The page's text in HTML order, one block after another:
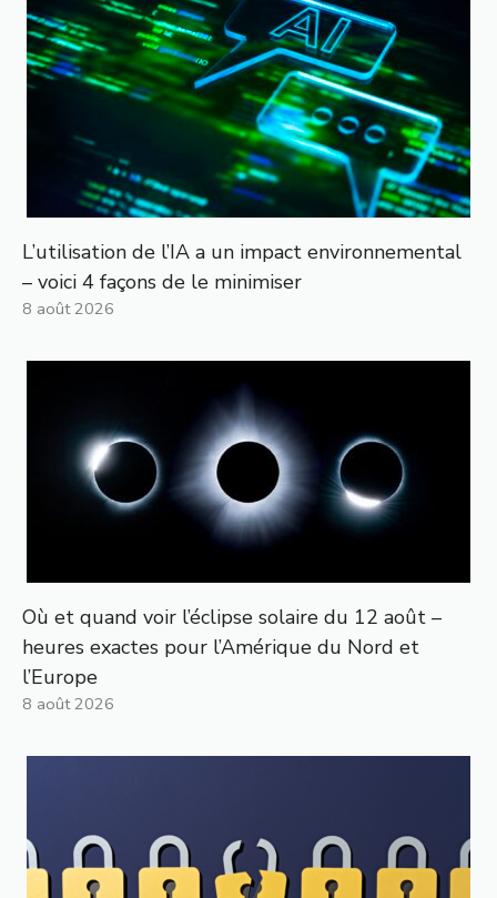
L’utilisation de l’IA a un impact environnemental
– voici 4 façons de le minimiser
8 août 2026
Où et quand voir l’éclipse solaire du 12 août –
heures exactes pour l’Amérique du Nord et
l’Europe
8 août 2026